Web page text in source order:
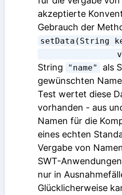
akzeptierte
Gebrauch der
setData(String
String
"name"
als
gewünschten
Test wertet diese
vorhanden - aus
Namen für die
eines echten
Vergabe von
SWT-
nur in
Glücklicherweise